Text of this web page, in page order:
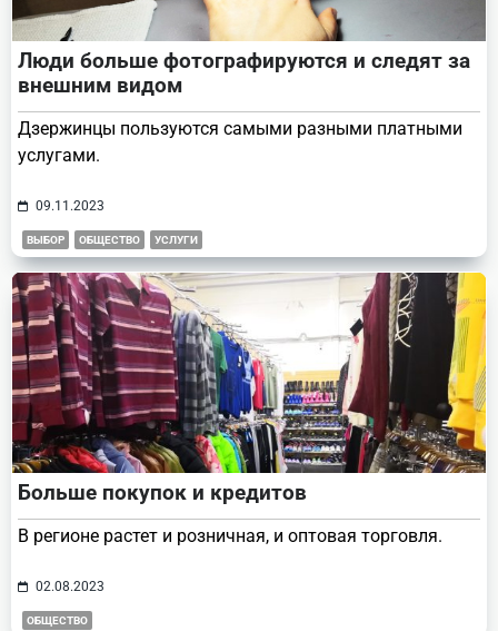
Люди больше фотографируются и следят за
внешним видом
Дзержинцы пользуются самыми разными платными
услугами.
09.11.2023
ВЫБОР ОБЩЕСТВО УСЛУГИ
Больше покупок и кредитов
В регионе растет и розничная, и оптовая торговля.
02.08.2023
ОБЩЕСТВО